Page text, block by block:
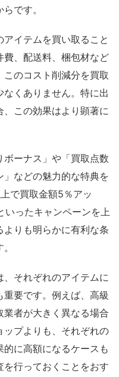
です。
イテムを買い取ること
費、配送料、梱包材など
のコスト削減分を買取
くありません。特に出
この効果はより顕著に
ーナス」や「買取点数
などの魅力的な特典を
で買取金額5％アッ
いったキャンペーンを上
りも明らかに有利な条
それぞれのアイテムに
要です。例えば、高級
者が大きく異なる場合
ップよりも、それぞれの
に高額になるケースも
行っておくことをおす